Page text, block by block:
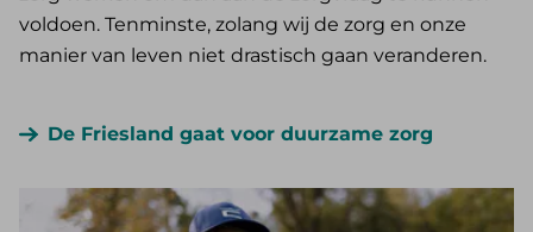
voldoen. Tenminste, zolang wij de zorg en onze
manier van leven niet drastisch gaan veranderen.
De Friesland gaat voor duurzame zorg